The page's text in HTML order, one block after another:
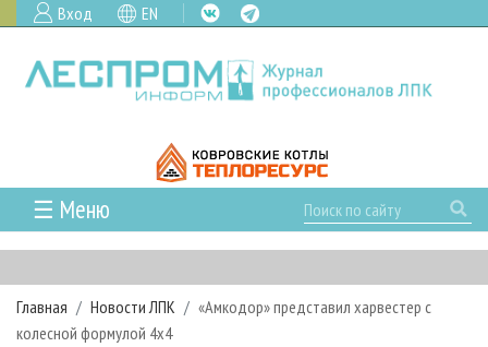
Вход EN
☰ Меню
ГЛАВНАЯ
РУБРИКИ И ТЕМЫ
РУБРИКИ ЖУРНАЛА
НОВОСТИ
Главная Новости ЛПК
«Амкодор» представил харвестер с
колесной формулой 4х4